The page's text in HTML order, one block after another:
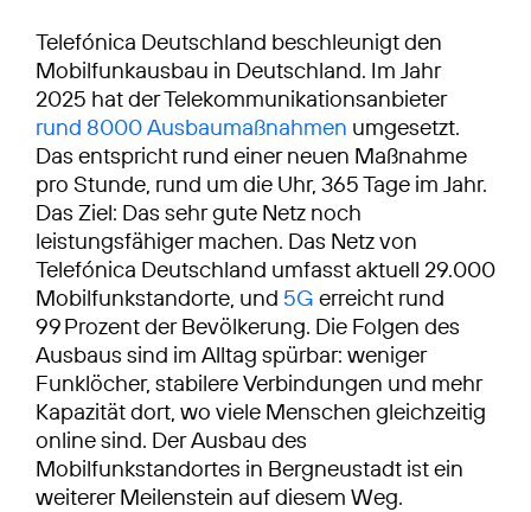
Telefónica Deutschland beschleunigt den
Mobilfunkausbau in Deutschland. Im Jahr
2025 hat der Telekommunikationsanbieter
rund 8000 Ausbaumaßnahmen umgesetzt.
Das entspricht rund einer neuen Maßnahme
pro Stunde, rund um die Uhr, 365 Tage im Jahr.
Das Ziel: Das sehr gute Netz noch
leistungsfähiger machen. Das Netz von
Telefónica Deutschland umfasst aktuell 29.000
Mobilfunkstandorte, und 5G erreicht rund
99 Prozent der Bevölkerung. Die Folgen des
Ausbaus sind im Alltag spürbar: weniger
Funklöcher, stabilere Verbindungen und mehr
Kapazität dort, wo viele Menschen gleichzeitig
online sind. Der Ausbau des
Mobilfunkstandortes in Bergneustadt ist ein
weiterer Meilenstein auf diesem Weg.